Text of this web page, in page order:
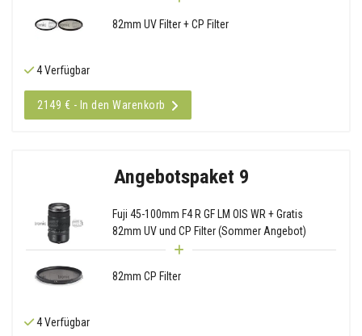
82mm UV Filter + CP Filter
4 Verfügbar
2149 € - In den Warenkorb
Angebotspaket 9
Fuji 45-100mm F4 R GF LM OIS WR + Gratis
82mm UV und CP Filter (Sommer Angebot)
82mm CP Filter
4 Verfügbar